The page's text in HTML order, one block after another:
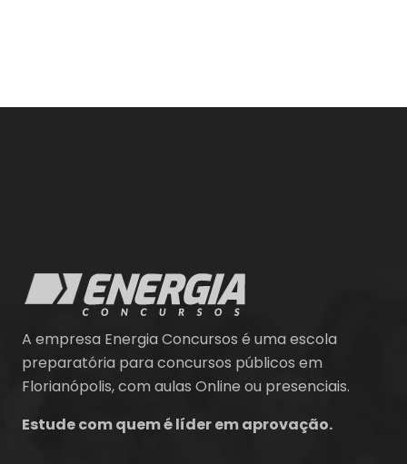
A empresa Energia Concursos é uma escola
preparatória para concursos públicos em
Florianópolis, com aulas Online ou presenciais.
Estude com quem é líder em aprovação.